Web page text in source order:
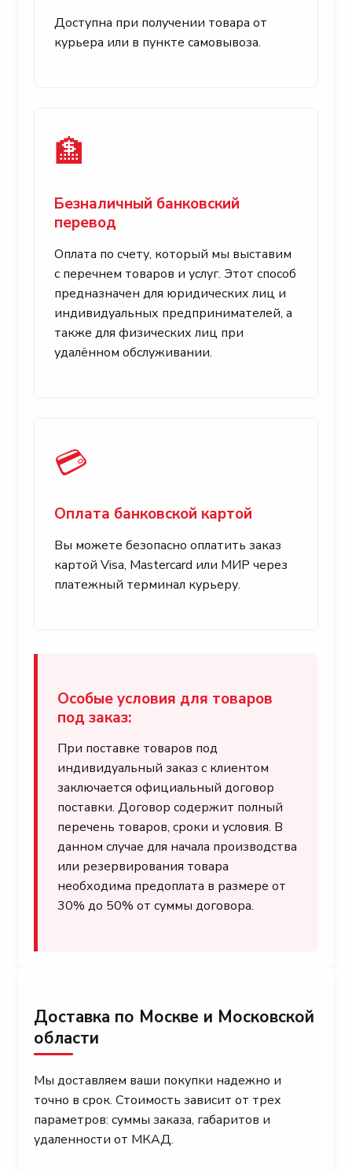
Доступна при получении товара от
курьера или в пункте самовывоза.
🏦
Безналичный банковский
перевод
Оплата по счету, который мы выставим
с перечнем товаров и услуг. Этот способ
предназначен для юридических лиц и
индивидуальных предпринимателей, а
также для физических лиц при
удалённом обслуживании.
💳
Оплата банковской картой
Вы можете безопасно оплатить заказ
картой Visa, Mastercard или МИР через
платежный терминал курьеру.
Особые условия для товаров
под заказ:
При поставке товаров под
индивидуальный заказ с клиентом
заключается официальный договор
поставки. Договор содержит полный
перечень товаров, сроки и условия. В
данном случае для начала производства
или резервирования товара
необходима предоплата в размере от
30% до 50% от суммы договора.
Доставка по Москве и Московской
области
Мы доставляем ваши покупки надежно и
точно в срок. Стоимость зависит от трех
параметров: суммы заказа, габаритов и
удаленности от МКАД.